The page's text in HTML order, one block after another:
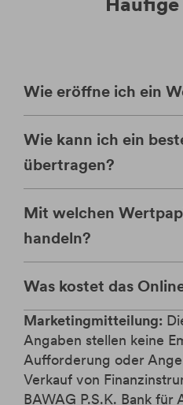
Wie eröffne ich ein
Wie kann ich ein
übertragen?
Mit welchen
handeln?
Was kostet das
Marketingmitteilung:
Angaben stellen keine
Aufforderung oder
Verkauf von
BAWAG P.S.K. Bank